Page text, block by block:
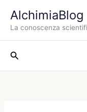
contenuto
AlchimiaBlog
La conoscenza
Cerca